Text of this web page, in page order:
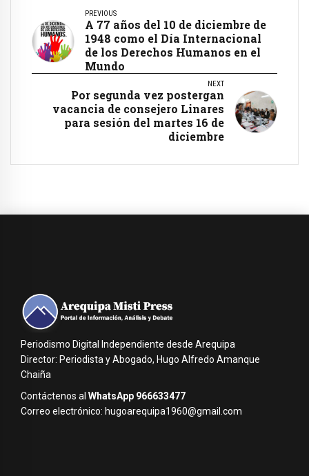
PREVIOUS
A 77 años del 10 de diciembre de
1948 como el Día Internacional
de los Derechos Humanos en el
Mundo
NEXT
Por segunda vez postergan
vacancia de consejero Linares
para sesión del martes 16 de
diciembre
Periodismo Digital Independiente desde Arequipa
Director: Periodista y Abogado, Hugo Alfredo Amanque
Chaiña
Contáctenos al WhatsApp 966633477
Correo electrónico: hugoarequipa1960@gmail.com